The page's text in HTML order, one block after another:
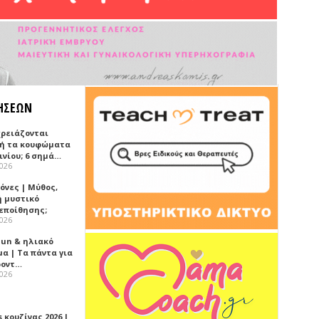
τα κουφώματα
6 σημά…
| Μύθος,
μυστικό
& ηλιακό
| Τα πάντα για
2026 |